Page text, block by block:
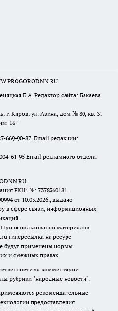
Е.А. Редактор сайта: Бакаева
г. Киров, ул. Азина, дом № 80, кв. 31
16+
669-90-87 Email редакции:
61-95 Email рекламного отдела:
РКН: №: 7378360181.
от 10.03.2026., выдано
в сфере связи, информационных
При использовании материалов
гиперссылка на ресурс
будут применены нормы
и смежных правах.
за комментарии
рубрики "народные новости".
рекомендательные
предоставления